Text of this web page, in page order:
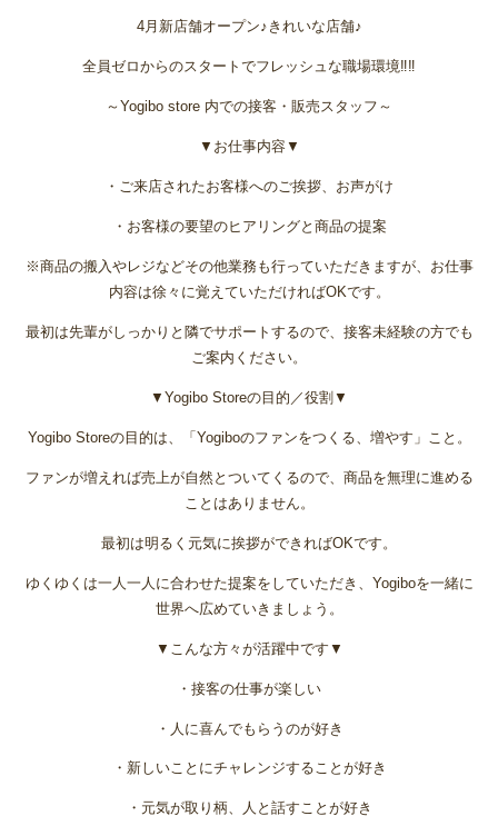
4月新店舗オープン♪きれいな店舗♪
全員ゼロからのスタートでフレッシュな職場環境‼‼
～Yogibo store 内での接客・販売スタッフ～
▼お仕事内容▼
・ご来店されたお客様へのご挨拶、お声がけ
・お客様の要望のヒアリングと商品の提案
※商品の搬入やレジなどその他業務も行っていただきますが、お仕事
内容は徐々に覚えていただければOKです。
最初は先輩がしっかりと隣でサポートするので、接客未経験の方でも
ご案内ください。
▼Yogibo Storeの目的／役割▼
Yogibo Storeの目的は、「Yogiboのファンをつくる、増やす」こと。
ファンが増えれば売上が自然とついてくるので、商品を無理に進める
ことはありません。
最初は明るく元気に挨拶ができればOKです。
ゆくゆくは一人一人に合わせた提案をしていただき、Yogiboを一緒に
世界へ広めていきましょう。
▼こんな方々が活躍中です▼
・接客の仕事が楽しい
・人に喜んでもらうのが好き
・新しいことにチャレンジすることが好き
・元気が取り柄、人と話すことが好き